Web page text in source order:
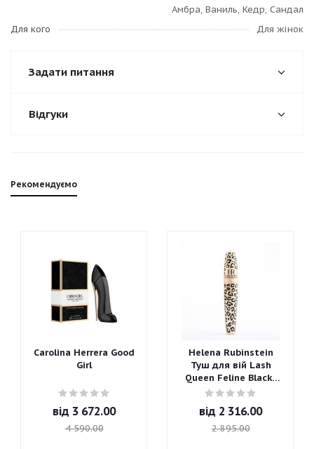
Амбра, Ваниль, Кедр, Сандал
Для кого
Для жінок
Задати питання
Відгуки
Рекомендуємо
Carolina Herrera Good
Girl
від 3 672.00
4 590.00
Helena Rubinstein
Туш для вій Lash
Queen Feline Blacks
Mascara
від 2 316.00
2 895.00